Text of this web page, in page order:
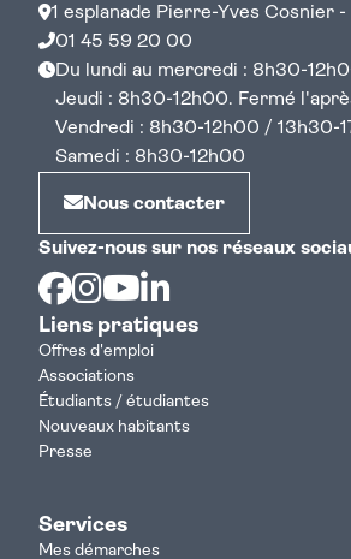
1 esplanade Pierre-Yves Cosnier
01 45 59 20 00
Du lundi au mercredi : 8h30-
Jeudi : 8h30-12h00. Fermé
Vendredi : 8h30-12h00 / 13h30-
Samedi : 8h30-12h00
Nous contacter
Suivez-nous sur nos réseaux
Facebook
Instagram
Youtube
Liens pratiques
Offres d'emploi
Associations
Étudiants / étudiantes
Nouveaux habitants
Presse
Services
Mes démarches